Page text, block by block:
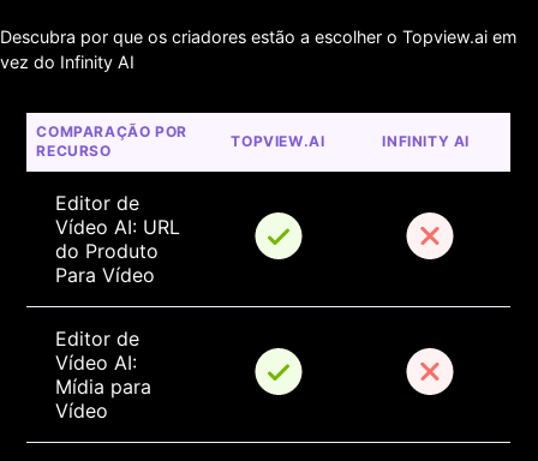
Descubra por que os criadores estão a escolher o Topview.ai em
vez do Infinity AI
COMPARAÇÃO POR
RECURSO
TOPVIEW.AI INFINITY AI
Editor de
Vídeo AI: URL
do Produto
Para Vídeo
Editor de
Vídeo AI:
Mídia para
Vídeo